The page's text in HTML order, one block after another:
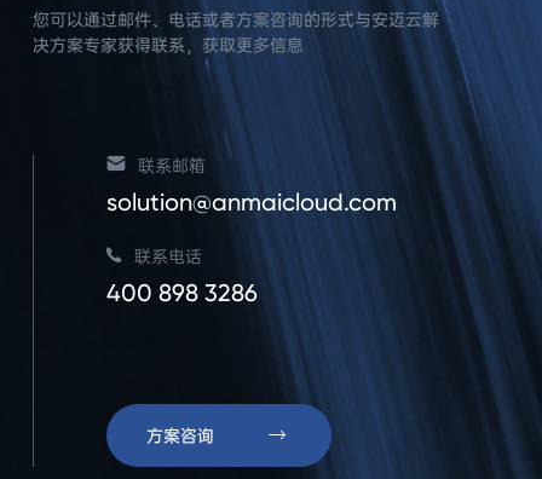
您可以通过邮件、电话或者方案咨询的形式与安迈云解
决方案专家获得联系，获取更多信息
联系邮箱
solution@anmaicloud.com
联系电话
400 898 3286
方案咨询